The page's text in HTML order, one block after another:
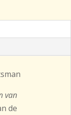
van
de